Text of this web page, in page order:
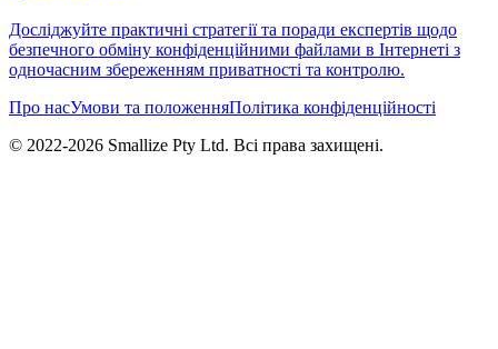
Досліджуйте практичні стратегії та поради експертів щодо
безпечного обміну конфіденційними файлами в Інтернеті з
одночасним збереженням приватності та контролю.
Про насУмови та положенняПолітика конфіденційності
© 2022-2026 Smallize Pty Ltd. Всі права захищені.